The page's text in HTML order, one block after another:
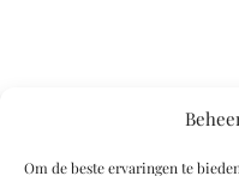
Om de beste ervaringen te